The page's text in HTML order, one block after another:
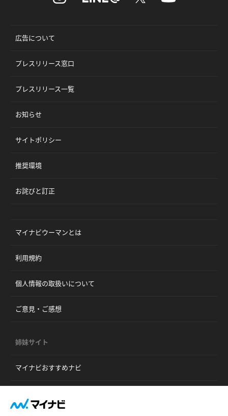
広告について
プレスリリース窓口
プレスリリース一覧
お知らせ
サイトポリシー
推奨環境
お詫びと訂正
マイナビウーマンとは
利用規約
個人情報の取扱いについて
ご意見・ご感想
姉妹サイト
マイナビおすすめナビ